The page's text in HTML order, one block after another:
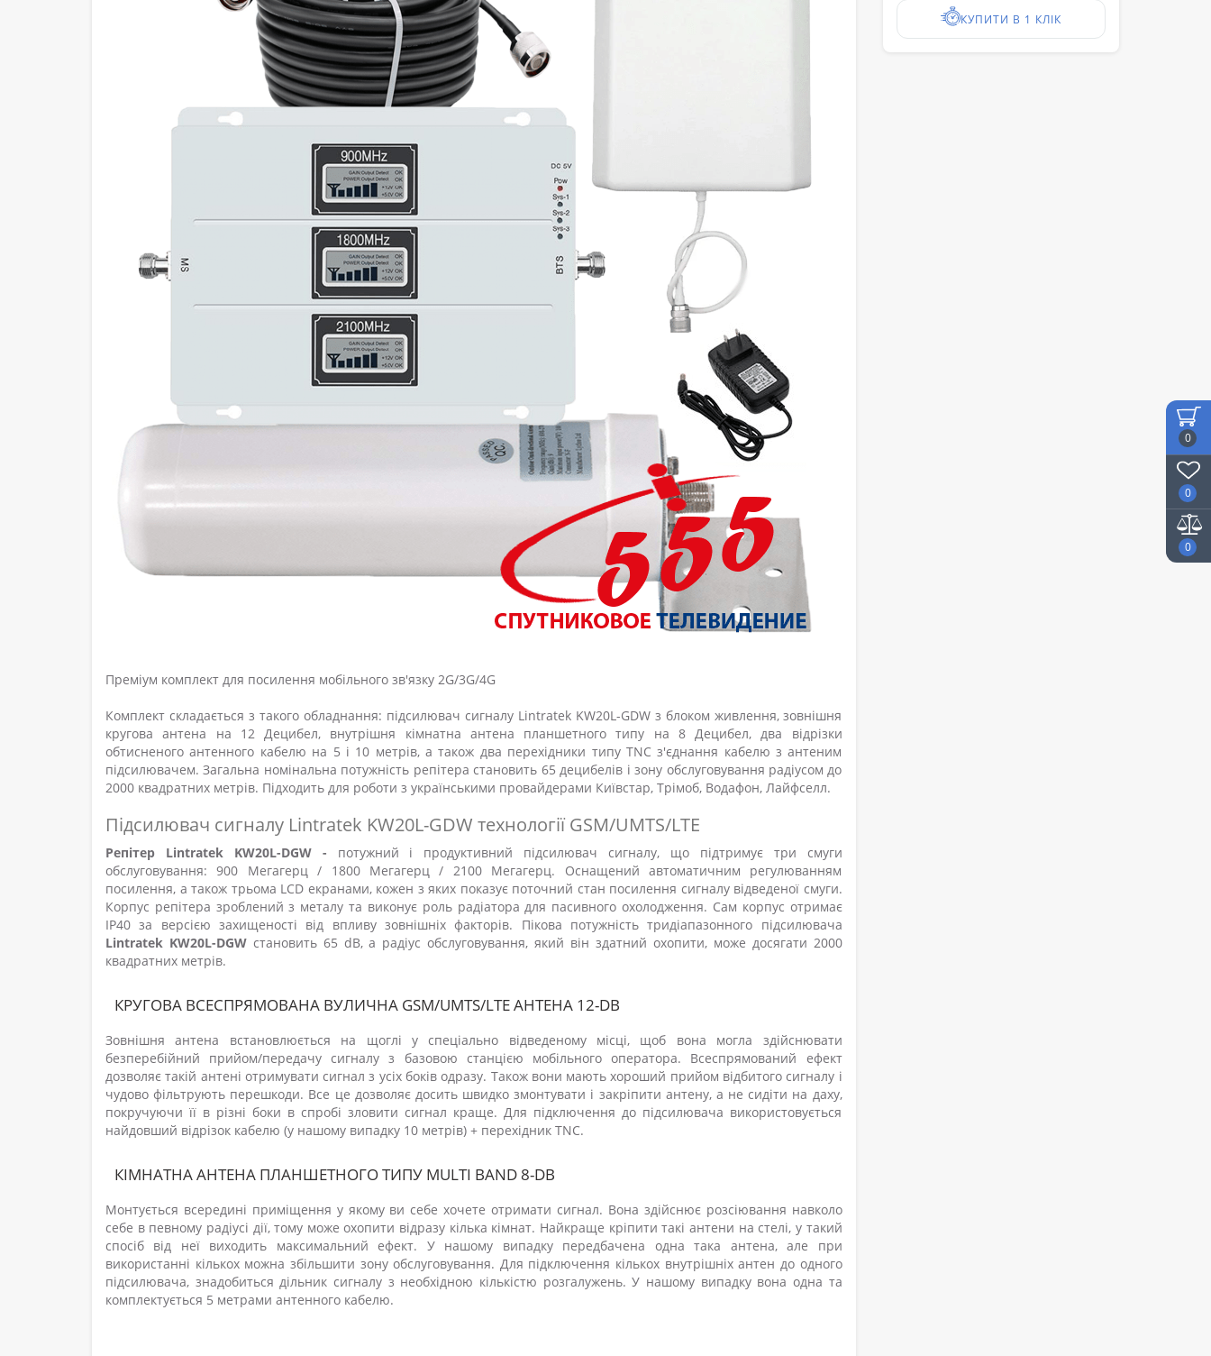
0
0
0
Преміум комплект для посилення мобільного зв'язку 2G/3G/4G
Комплект складається з такого обладнання: підсилювач сигналу Lintratek KW20L-GDW з блоком живлення, зовнішня
кругова антена на 12 Децибел, внутрішня кімнатна антена планшетного типу на 8 Децибел, два відрізки
обтисненого антенного кабелю на 5 і 10 метрів, а також два перехідники типу TNC з'єднання кабелю з антеним
підсилювачем. Загальна номінальна потужність репітера становить 65 децибелів і зону обслуговування радіусом до
2000 квадратних метрів. Підходить для роботи з українськими провайдерами Київстар, Трімоб, Водафон, Лайфселл.
Підсилювач сигналу Lintratek KW20L-GDW технології GSM/UMTS/LTE
Репітер Lintratek KW20L-DGW -
потужний і продуктивний підсилювач сигналу, що підтримує три смуги
обслуговування: 900 Мегагерц / 1800 Мегагерц / 2100 Мегагерц. Оснащений автоматичним регулюванням
посилення, а також трьома LCD екранами, кожен з яких показує поточний стан посилення сигналу відведеної смуги.
Корпус репітера зроблений з металу та виконує роль радіатора для пасивного охолодження. Сам корпус отримає
IP40 за версією захищеності від впливу зовнішніх факторів. Пікова потужність тридіапазонного підсилювача
Lintratek KW20L-DGW становить 65 dB, а радіус обслуговування, який він здатний охопити, може досягати 2000
квадратних метрів.
КРУГОВА ВСЕСПРЯМОВАНА ВУЛИЧНА GSM/UMTS/LTE АНТЕНА 12-DB
Зовнішня антена встановлюється на щоглі у спеціально відведеному місці, щоб вона могла здійснювати
безперебійний прийом/передачу сигналу з базовою станцією мобільного оператора. Всеспрямований ефект
дозволяє такій антені отримувати сигнал з усіх боків одразу. Також вони мають хороший прийом відбитого сигналу і
чудово фільтрують перешкоди. Все це дозволяє досить швидко змонтувати і закріпити антену, а не сидіти на даху,
покручуючи її в різні боки в спробі зловити сигнал краще. Для підключення до підсилювача використовується
найдовший відрізок кабелю (у нашому випадку 10 метрів) + перехідник TNC.
КІМНАТНА АНТЕНА ПЛАНШЕТНОГО ТИПУ MULTI BAND 8-DB
Монтується всередині приміщення у якому ви себе хочете отримати сигнал. Вона здійснює розсіювання навколо
себе в певному радіусі дії, тому може охопити відразу кілька кімнат. Найкраще кріпити такі антени на стелі, у такий
спосіб від неї виходить максимальний ефект. У нашому випадку передбачена одна така антена, але при
використанні кількох можна збільшити зону обслуговування. Для підключення кількох внутрішніх антен до одного
підсилювача, знадобиться дільник сигналу з необхідною кількістю розгалужень. У нашому випадку вона одна та
комплектується 5 метрами антенного кабелю.
КУПИТИ В 1 КЛІК